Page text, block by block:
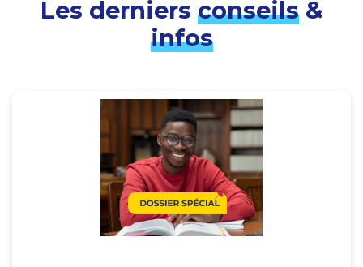
Les derniers conseils&
infos